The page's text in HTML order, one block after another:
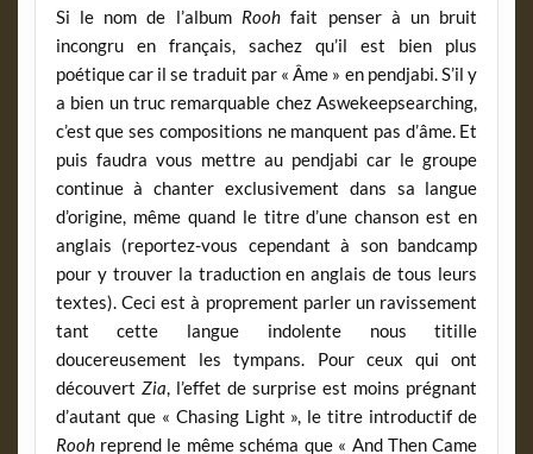
Si le nom de l’album Rooh fait penser à un bruit
incongru en français, sachez qu’il est bien plus
poétique car il se traduit par « Âme » en pendjabi. S’il y
a bien un truc remarquable chez Aswekeepsearching,
c’est que ses compositions ne manquent pas d’âme. Et
puis faudra vous mettre au pendjabi car le groupe
continue à chanter exclusivement dans sa langue
d’origine, même quand le titre d’une chanson est en
anglais (reportez-vous cependant à son bandcamp
pour y trouver la traduction en anglais de tous leurs
textes). Ceci est à proprement parler un ravissement
tant cette langue indolente nous titille
doucereusement les tympans. Pour ceux qui ont
découvert Zia, l’effet de surprise est moins prégnant
d’autant que « Chasing Light », le titre introductif de
Roohreprend le même schéma que « And Then Came